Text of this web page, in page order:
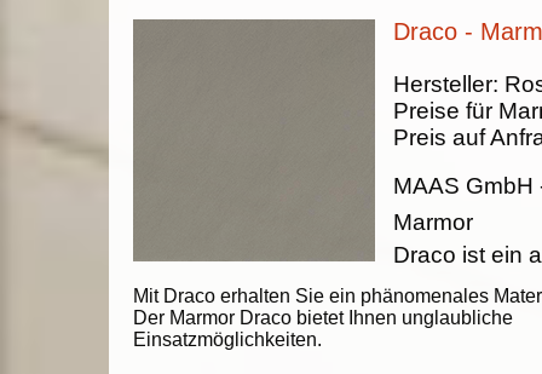
Draco -
Mit Draco erhalten Sie ein phänomenales
Der Marmor Draco bietet Ihnen unglaubliche
Einsatzmöglichkeiten.
Hersteller:
Preise für
Preis auf
MAAS GmbH
Marmor
Draco ist ein